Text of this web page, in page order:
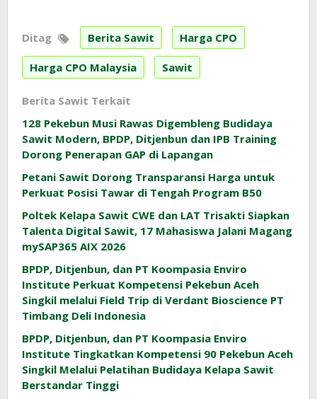
Ditag Berita Sawit Harga CPO
Harga CPO Malaysia Sawit
Berita Sawit Terkait
128 Pekebun Musi Rawas Digembleng Budidaya
Sawit Modern, BPDP, Ditjenbun dan IPB Training
Dorong Penerapan GAP di Lapangan
Petani Sawit Dorong Transparansi Harga untuk
Perkuat Posisi Tawar di Tengah Program B50
Poltek Kelapa Sawit CWE dan LAT Trisakti Siapkan
Talenta Digital Sawit, 17 Mahasiswa Jalani Magang
mySAP365 AIX 2026
BPDP, Ditjenbun, dan PT Koompasia Enviro
Institute Perkuat Kompetensi Pekebun Aceh
Singkil melalui Field Trip di Verdant Bioscience PT
Timbang Deli Indonesia
BPDP, Ditjenbun, dan PT Koompasia Enviro
Institute Tingkatkan Kompetensi 90 Pekebun Aceh
Singkil Melalui Pelatihan Budidaya Kelapa Sawit
Berstandar Tinggi